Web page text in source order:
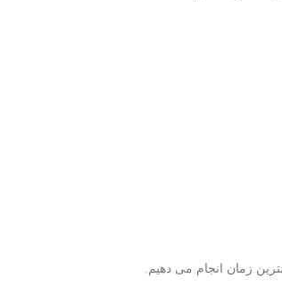
زمان انجام می دهیم.